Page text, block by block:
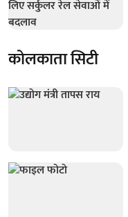
कोलकाता सिटी